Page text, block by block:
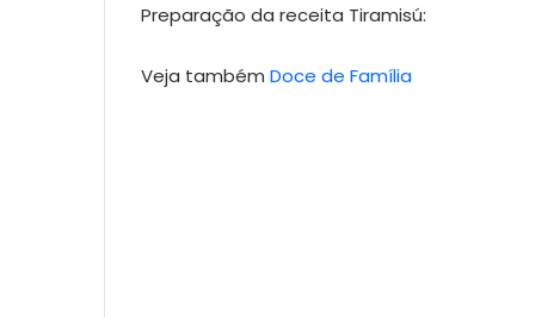
Preparação da receita Tiramisú:
Veja também Doce de Família